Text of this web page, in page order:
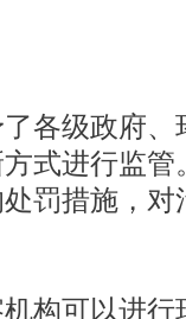
各级政府
式进行监
罚措施，
构可以进